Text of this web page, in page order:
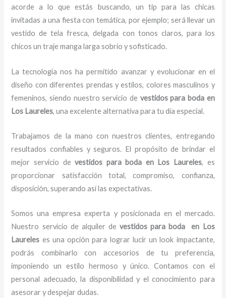
acorde a lo que estás buscando, un tip para las chicas
invitadas a una fiesta con temática, por ejemplo; será llevar un
vestido de tela fresca, delgada con tonos claros, para los
chicos un traje manga larga sobrio y sofisticado.
La tecnología nos ha permitido avanzar y evolucionar en el
diseño con diferentes prendas y estilos, colores masculinos y
femeninos, siendo nuestro servicio de vestidos para boda en
Los Laureles, una excelente alternativa para tu día especial.
Trabajamos de la mano con nuestros clientes, entregando
resultados confiables y seguros. El propósito de brindar el
mejor servicio devestidos para boda en Los Laureles, es
proporcionar satisfacción total, compromiso, confianza,
disposición, superando así las expectativas.
Somos una empresa experta y posicionada en el mercado.
Nuestro servicio de alquiler de vestidos para boda en Los
Laureles es una opción para lograr lucir un look impactante,
podrás combinarlo con accesorios de tu preferencia,
imponiendo un estilo hermoso y único.Contamos con el
personal adecuado, la disponibilidad y el conocimiento para
asesorar y despejar dudas.